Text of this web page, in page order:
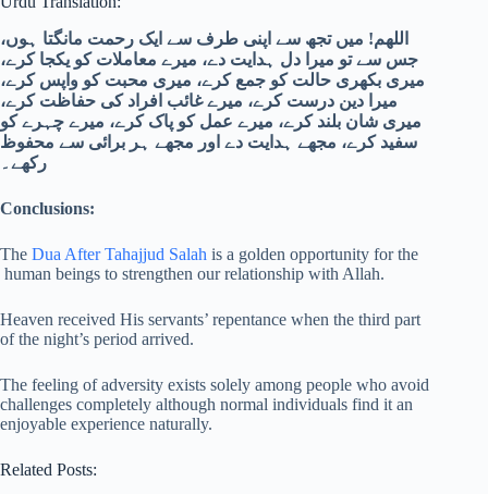
اللھم! میں تجھ سے اپنی طرف سے ایک رحمت مانگتا ہوں،
جس سے تو میرا دل ہدایت دے، میرے معاملات کو یکجا کرے،
میری بکھری حالت کو جمع کرے، میری محبت کو واپس کرے،
میرا دین درست کرے، میرے غائب افراد کی حفاظت کرے،
میری شان بلند کرے، میرے عمل کو پاک کرے، میرے چہرے کو
سفید کرے، مجھے ہدایت دے اور مجھے ہر برائی سے محفوظ
رکھے۔
Conclusions:
The Dua After Tahajjud Salah is a golden opportunity for the
human beings to strengthen our relationship with Allah.
Heaven received His servants’ repentance when the third part
of the night’s period arrived.
The feeling of adversity exists solely among people who avoid
challenges completely although normal individuals find it an
enjoyable experience naturally.
Related Posts: